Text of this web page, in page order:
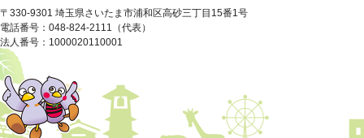
〒330-9301 埼玉県さいたま市浦和区高砂三丁目15番1号
電話番号：048-824-2111（代表）
法人番号：1000020110001